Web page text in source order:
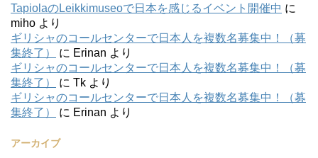
TapiolaのLeikkimuseoで日本を感じるイベント開催中 に
miho より
ギリシャのコールセンターで日本人を複数名募集中！（募
集終了）
に Erinan より
ギリシャのコールセンターで日本人を複数名募集中！（募
集終了）
に Tk より
ギリシャのコールセンターで日本人を複数名募集中！（募
集終了）
に Erinan より
アーカイブ